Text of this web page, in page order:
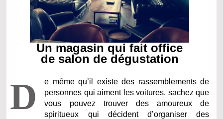
Un magasin qui fait office
de salon de dégustation
D
e même qu’il existe des rassemblements de
personnes qui aiment les voitures, sachez que
vous pouvez trouver des amoureux de
spiritueux qui décident d’organiser des